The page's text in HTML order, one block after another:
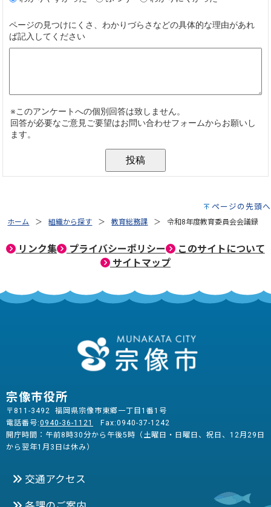
ページの先頭へ
ホーム 組織から探す 教育総務課 令和8年度教育委員会会議録
リンク集 プライバシーポリシー
このサイトについて
サイトマップ
宗像市役所
〒811-3492 福岡県宗像市東郷一丁目1番1号
電話番号:0940-36-1121
Fax:0940-37-1242
開庁時間：午前8時30分から午後5時（土曜日・日曜日、祝日、12月29日
から翌年1月3日は休み）
交通アクセス